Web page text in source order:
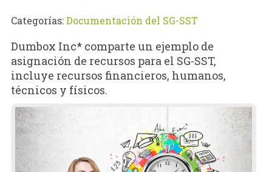
Categorías:Documentación del SG-SST
Dumbox Inc* comparte un ejemplo de
asignación de recursos para el SG-SST,
incluye recursos financieros, humanos,
técnicos y físicos.